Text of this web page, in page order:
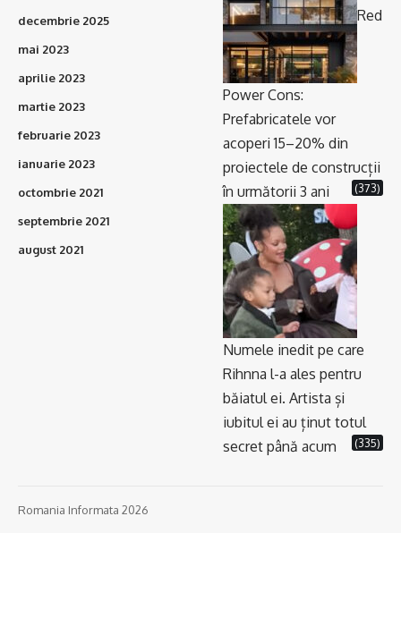
decembrie 2025
mai 2023
aprilie 2023
martie 2023
februarie 2023
ianuarie 2023
octombrie 2021
septembrie 2021
august 2021
Red
Power Cons:
Prefabricatele vor
acoperi 15–20% din
proiectele de construcții
în următorii 3 ani
(373)
Numele inedit pe care
Rihnna l-a ales pentru
băiatul ei. Artista și
iubitul ei au ținut totul
secret până acum
(335)
Romania Informata 2026